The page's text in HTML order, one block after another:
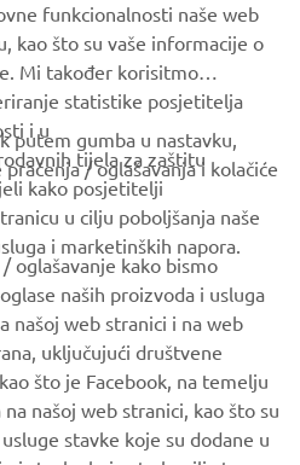
ponudama, posebnim
još mnogo toga
turn your phone to
funkcionalnosti naše web
kao što su vaše informacije o
Mi također korisitmo
statistike posjetitelja
i u
tijela za zaštitu
kako posjetitelji
u cilju poboljšanja naše
i marketinških napora.
putem gumba u nastavku,
/ oglašavanja i kolačiće
oglašavanje kako bismo
naših proizvoda i usluga
našoj web stranici i na web
uključujući društvene
što je Facebook, na temelju
našoj web stranici, kao što su
stavke koje su dodane u